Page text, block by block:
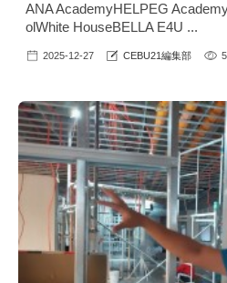
ANA AcademyHELPEG
olWhite HouseBELLA E4U ...
2025-12-27 CEBU21編集部